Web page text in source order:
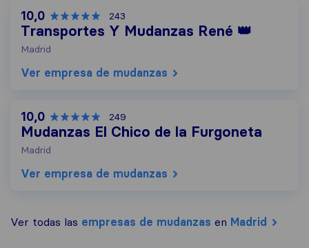
10,0 243
Transportes Y Mudanzas René 👑
Madrid
Ver empresa de mudanzas
10,0 249
Mudanzas El Chico de la Furgoneta
Madrid
Ver empresa de mudanzas
Ver todas las empresas de mudanzas en Madrid